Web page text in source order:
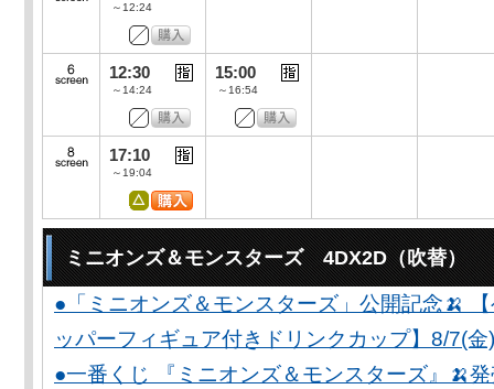
～12:24
12:30
～14:24
15:00
～16:54
17:10
～19:04
ミニオンズ＆モンスターズ 4DX2D（吹替）
●「ミニオンズ＆モンスターズ」公開記念🍌
ッパーフィギュア付きドリンクカップ】8/7(金
●一番くじ 『ミニオンズ＆モンスターズ』🍌